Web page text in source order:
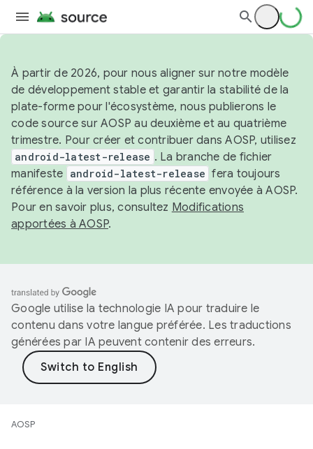
À partir de 2026, pour nous aligner sur notre modèle
de développement stable et garantir la stabilité de la
plate-forme pour l'écosystème, nous publierons le
code source sur AOSP au deuxième et au quatrième
trimestre. Pour créer et contribuer dans AOSP, utilisez
android-latest-release . La branche de fichier
manifeste android-latest-release fera toujours
référence à la version la plus récente envoyée à AOSP.
Pour en savoir plus, consultez Modifications
apportées à AOSP.
Google utilise la technologie IA pour traduire le
contenu dans votre langue préférée. Les traductions
générées par IA peuvent contenir des erreurs.
AOSP